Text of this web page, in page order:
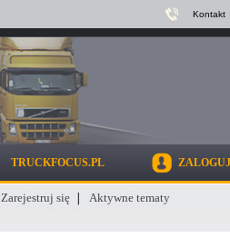
Kontakt
TRUCKFOCUS.PL
Zarejestruj się Aktywne tematy